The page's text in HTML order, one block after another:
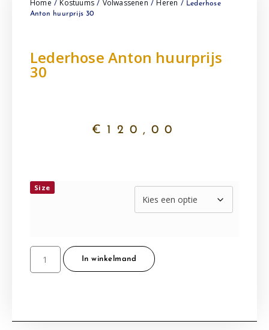
Home / Kostuums / Volwassenen / Heren / Lederhose
Anton huurprijs 30
Lederhose Anton huurprijs
30
€ 120,00
Size
In winkelmand